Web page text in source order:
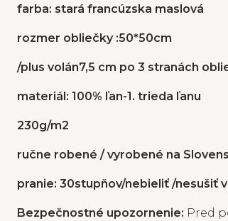
farba: stará francúzska maslová
rozmer obliečky :50*50cm
/plus volán7,5 cm po 3 stranách
materiál: 100% ľan-1. trieda ľanu
230g/m2
ručne robené / vyrobené na
pranie: 30stupňov/nebieliť /nesušiť
Bezpečnostné upozornenie: Pred